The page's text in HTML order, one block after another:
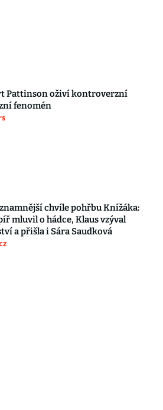
Pattinson oživí kontroverzní
fenomén
chvíle pohřbu Knížáka:
mluvil o hádce, Klaus vzýval
a přišla i Sára Saudková